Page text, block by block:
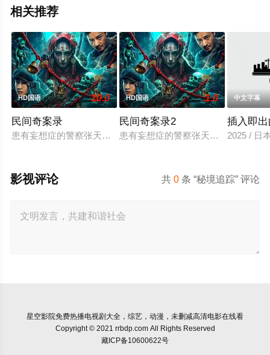
相关推荐
HD国语 10.0
民间奇案录
患有妄想症的警察张天盛遇上一起离奇的神像杀人事件，勘案过
HD国语 1.0
民间奇案录2
患有妄想症的警察张天盛遇上一起离
中文字幕
插入即
2025 / 日
共0 条 “秘境追踪” 评论
影视评论
星空影院免费热播电视剧大全，综艺，动漫，未删减高清电影在线看
Copyright © 2021 rrbdp.com All Rights Reserved
藏ICP备10600622号